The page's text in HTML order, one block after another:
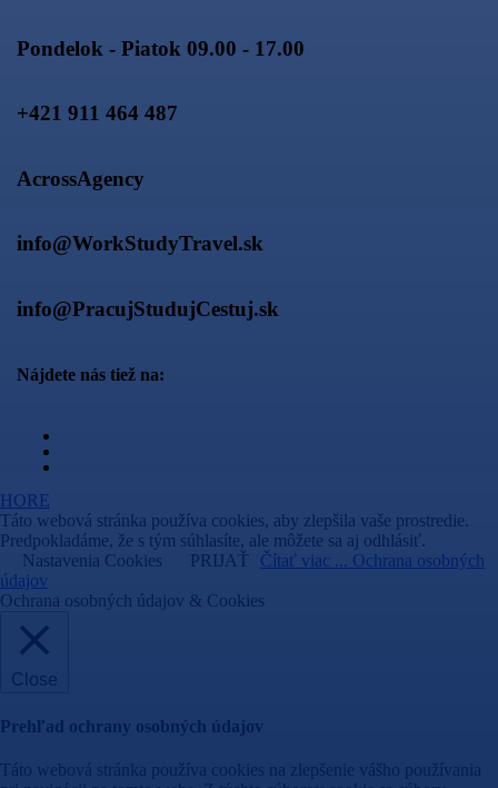
Pondelok - Piatok 09.00 - 17.00
+421 911 464 487
AcrossAgency
info@WorkStudyTravel.sk
info@PracujStudujCestuj.sk
Nájdete nás tiež na:
HORE
Táto webová stránka používa cookies, aby zlepšila vaše prostredie.
Predpokladáme, že s tým súhlasíte, ale môžete sa aj odhlásiť.
Nastavenia Cookies
PRIJAŤ
Čítať viac ... Ochrana osobných
údajov
Ochrana osobných údajov & Cookies
Close
Prehľad ochrany osobných údajov
Táto webová stránka používa cookies na zlepšenie vášho používania